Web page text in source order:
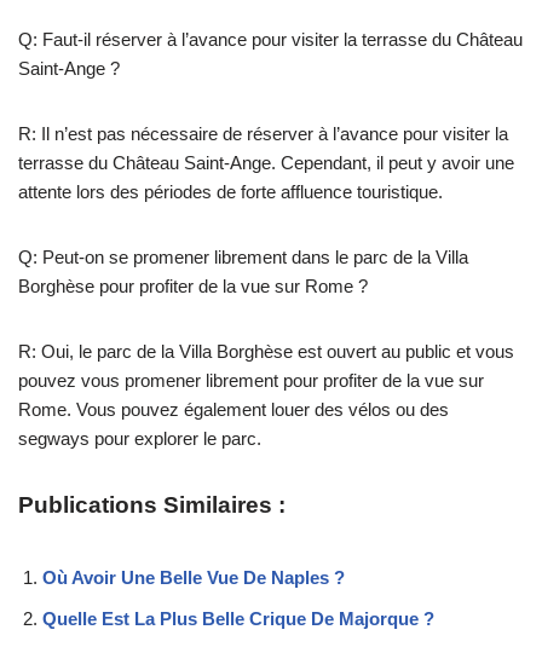
Q: Faut-il réserver à l’avance pour visiter la terrasse du Château
Saint-Ange ?
R: Il n’est pas nécessaire de réserver à l’avance pour visiter la
terrasse du Château Saint-Ange. Cependant, il peut y avoir une
attente lors des périodes de forte affluence touristique.
Q: Peut-on se promener librement dans le parc de la Villa
Borghèse pour profiter de la vue sur Rome ?
R: Oui, le parc de la Villa Borghèse est ouvert au public et vous
pouvez vous promener librement pour profiter de la vue sur
Rome. Vous pouvez également louer des vélos ou des
segways pour explorer le parc.
Publications Similaires :
Où Avoir Une Belle Vue De Naples ?
Quelle Est La Plus Belle Crique De Majorque ?